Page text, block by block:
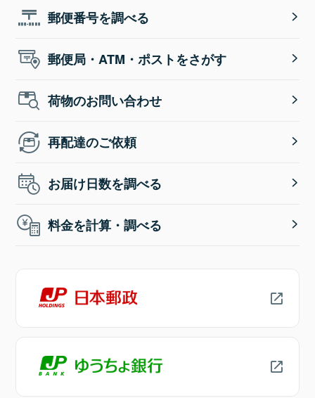
郵便番号を調べる
郵便局・ATM・ポストをさがす
荷物のお問い合わせ
再配達のご依頼
お届け日数を調べる
料金を計算・調べる